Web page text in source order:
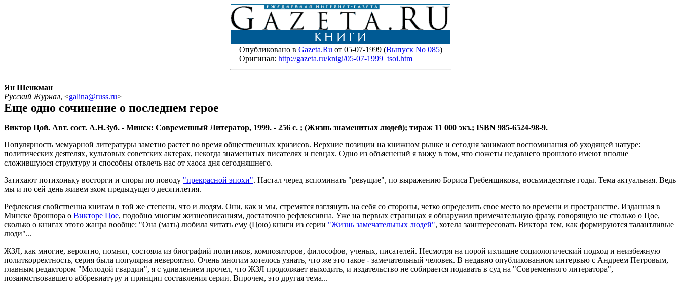
Опубликовано в Gazeta.Ru от 05-07-1999 (Выпуск No 085)
Оригинал: http://gazeta.ru/knigi/05-07-1999_tsoi.htm
Ян Шенкман
Русский Журнал, <galina@russ.ru>
Еще одно сочинение о последнем герое
Виктор Цой. Авт. сост. А.Н.Зуб. - Минск: Современный Литератор, 1999. - 256 с. ; (Жизнь знаменитых людей); тираж 11 000 экз.; ISBN 985-6524-98-9.
Популярность мемуарной литературы заметно растет во время общественных кризисов. Верхние позиции на книжном рынке и сегодня занимают воспоминания об уходящей натуре:
политических деятелях, культовых советских актерах, некогда знаменитых писателях и певцах. Одно из объяснений я вижу в том, что сюжеты недавнего прошлого имеют вполне
сложившуюся структуру и способны отвлечь нас от хаоса дня сегодняшнего.
Затихают потихоньку восторги и споры по поводу "прекрасной эпохи". Настал черед вспоминать "ревущие", по выражению Бориса Гребенщикова, восьмидесятые годы. Тема актуальная. Ведь
мы и по сей день живем эхом предыдущего десятилетия.
Рефлексия свойственна книгам в той же степени, что и людям. Они, как и мы, стремятся взглянуть на себя со стороны, четко определить свое место во времени и пространстве. Изданная в
Минске брошюра о Викторе Цое, подобно многим жизнеописаниям, достаточно рефлексивна. Уже на первых страницах я обнаружил примечательную фразу, говорящую не столько о Цое,
сколько о книгах этого жанра вообще: "Она (мать) любила читать ему (Цою) книги из серии "Жизнь замечательных людей", хотела заинтересовать Виктора тем, как формируются талантливые
люди"...
ЖЗЛ, как многие, вероятно, помнят, состояла из биографий политиков, композиторов, философов, ученых, писателей. Несмотря на порой излишне социологический подход и неизбежную
политкорректность, серия была популярна невероятно. Очень многим хотелось узнать, что же это такое - замечательный человек. В недавно опубликованном интервью с Андреем Петровым,
главным редактором "Молодой гвардии", я с удивлением прочел, что ЖЗЛ продолжает выходить, и издательство не собирается подавать в суд на "Современного литератора",
позаимствовавшего аббревиатуру и принцип составления серии. Впрочем, это другая тема...